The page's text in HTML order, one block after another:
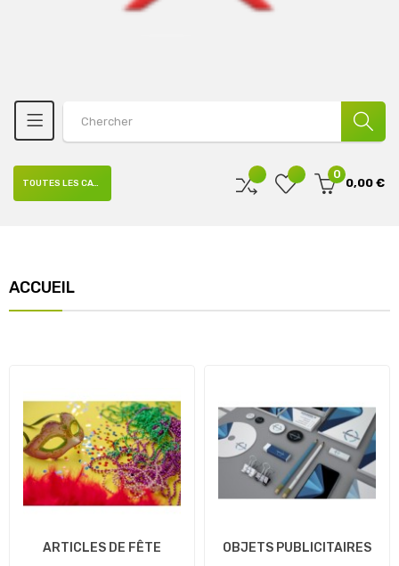
0
0,00 €
TOUTES LES CATÉGORIES
ACCUEIL
ARTICLES DE FÊTE OBJETS PUBLICITAIRES